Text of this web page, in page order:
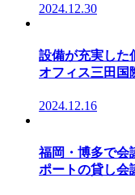
2024.12.30
設備が充実した
オフィス三田国
2024.12.16
福岡・博多で会
ポートの貸し会